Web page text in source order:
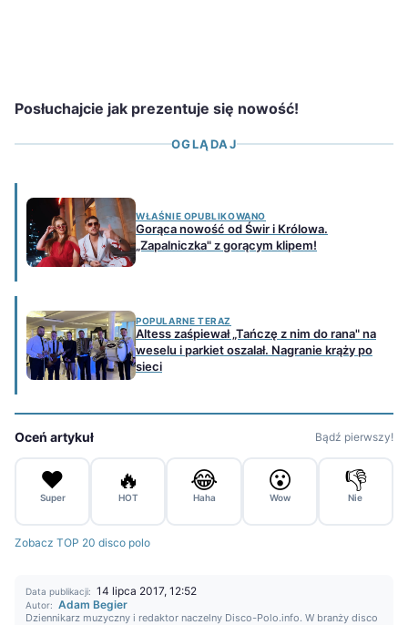
Posłuchajcie jak prezentuje się nowość!
OGLĄDAJ
WŁAŚNIE OPUBLIKOWANO
Gorąca nowość od Świr i Królowa.
„Zapalniczka" z gorącym klipem!
POPULARNE TERAZ
Altess zaśpiewał „Tańczę z nim do rana" na
weselu i parkiet oszalał. Nagranie krąży po
sieci
Oceń artykuł Bądź pierwszy!
❤️
Super
🔥
HOT
😂
Haha
😮
Wow
👎
Nie
Zobacz TOP 20 disco polo
Data publikacji: 14 lipca 2017, 12:52
Autor: Adam Begier
Dziennikarz muzyczny i redaktor naczelny Disco-Polo.info. W branży disco